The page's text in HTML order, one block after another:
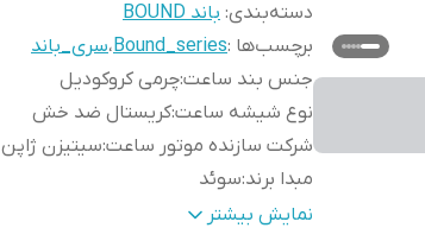
دسته‌بندی: باند BOUND
برچسب‌ها :Bound_series،سری_باند
جنس بند ساعت:چرمی کروکودیل
نوع شیشه ساعت:کریستال ضد خش
شرکت سازنده موتور ساعت:سیتیزن ژاپن
مبدا برند:سوئد
سایز صفحه ساعت
نمایش بیشتر